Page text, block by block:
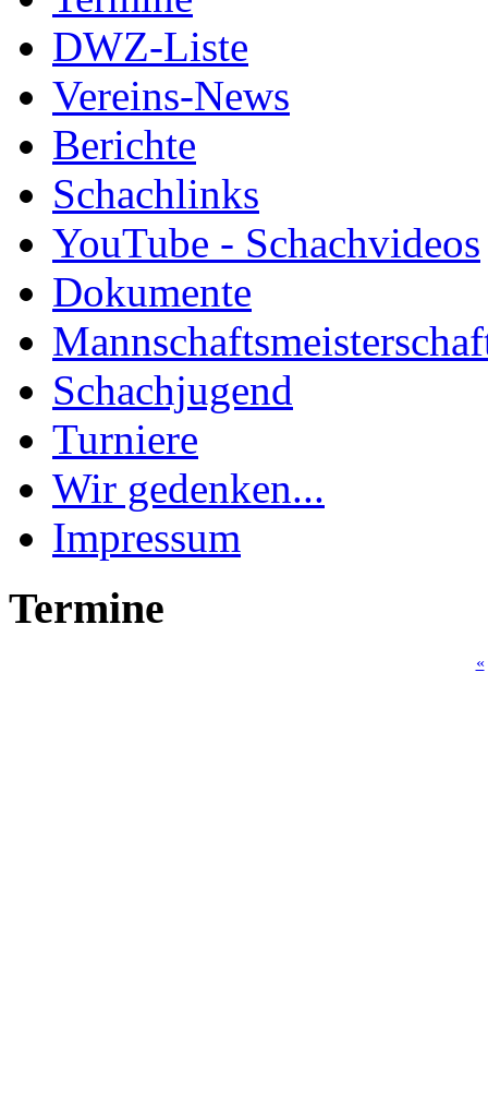
DWZ-Liste
Vereins-News
Berichte
Schachlinks
YouTube - Schachvideos
Dokumente
Schachjugend
Turniere
Wir gedenken...
Impressum
Termine
«